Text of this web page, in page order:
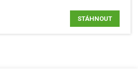
STÁHNOUT